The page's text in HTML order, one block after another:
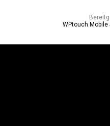
WPtouch Mobile